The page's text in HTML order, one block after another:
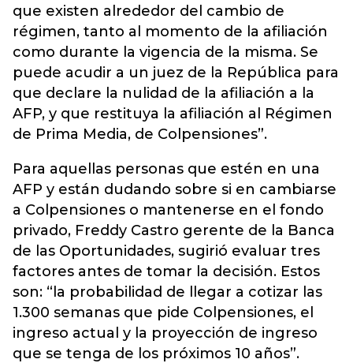
que existen alrededor del cambio de
régimen, tanto al momento de la afiliación
como durante la vigencia de la misma. Se
puede acudir a un juez de la República para
que declare la nulidad de la afiliación a la
AFP, y que restituya la afiliación al Régimen
de Prima Media, de Colpensiones”.
Para aquellas personas que estén en una
AFP y están dudando sobre si en cambiarse
a Colpensiones o mantenerse en el fondo
privado, Freddy Castro gerente de la Banca
de las Oportunidades, sugirió evaluar tres
factores antes de tomar la decisión. Estos
son: “la probabilidad de llegar a cotizar las
1.300 semanas que pide Colpensiones, el
ingreso actual y la proyección de ingreso
que se tenga de los próximos 10 años”.